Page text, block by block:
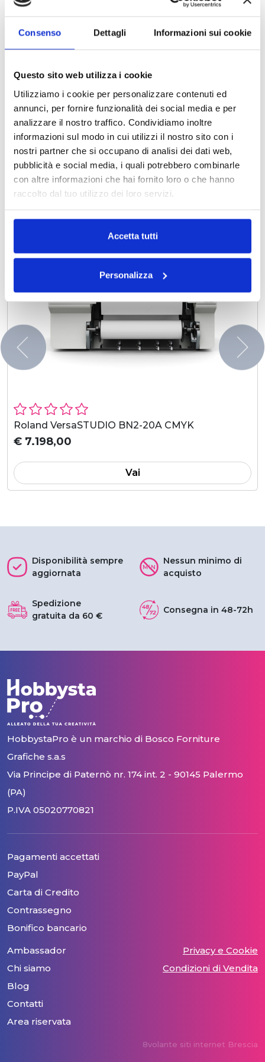
Consenso Dettagli Informazioni sui cookie
Questo sito web utilizza i cookie
Utilizziamo i cookie per personalizzare contenuti ed
annunci, per fornire funzionalità dei social media e per
analizzare il nostro traffico. Condividiamo inoltre
informazioni sul modo in cui utilizzi il nostro sito con i
nostri partner che si occupano di analisi dei dati web,
pubblicità e social media, i quali potrebbero combinarle
con altre informazioni che hai fornito loro o che hanno
raccolto dal tuo utilizzo dei loro servizi.
Accetta tutti
Personalizza
Scegliere CAD-COLOR SPORT FILM significa affidarsi a
termosaldabili, ideale per chi cerca efficienza, velocità
e risultati impeccabili nella personalizzazione di
Pagamenti sicuri: Contrassegno, Carta di
credito, PayPal.
Spedizione gratis se spendi almeno 60€.
Spesso acquistati assieme:
Roland VersaSTUDIO BN2-20A CMYK
€ 7.198,00
Vai
Disponibilità sempre
aggiornata
Nessun minimo di
acquisto
Spedizione
gratuita da 60 €
Consegna in 48-72h
HobbystaPro è un marchio di Bosco Forniture
Grafiche s.a.s
Via Principe di Paternò nr. 174 int. 2 - 90145 Palermo
(PA)
P.IVA 05020770821
Pagamenti accettati
PayPal
Carta di Credito
Contrassegno
Bonifico bancario
Ambassador
Chi siamo
Blog
Contatti
Area riservata
Privacy e Cookie
Condizioni di Vendita
8volante siti internet Brescia